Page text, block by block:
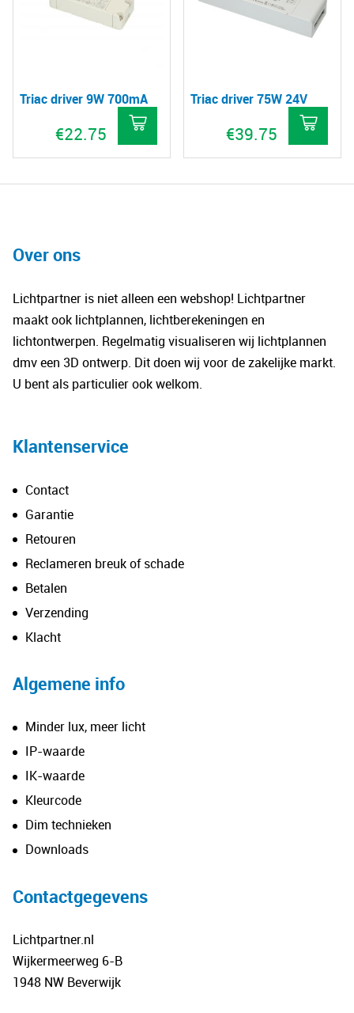
Triac driver 9W 700mA
€22.75
Triac driver 75W 24V
€39.75
Over ons
Lichtpartner is niet alleen een webshop! Lichtpartner
maakt ook lichtplannen, lichtberekeningen en
lichtontwerpen. Regelmatig visualiseren wij lichtplannen
dmv een 3D ontwerp. Dit doen wij voor de zakelijke markt.
U bent als particulier ook welkom.
Klantenservice
Contact
Garantie
Retouren
Reclameren breuk of schade
Betalen
Verzending
Klacht
Algemene info
Minder lux, meer licht
IP-waarde
IK-waarde
Kleurcode
Dim technieken
Downloads
Contactgegevens
Lichtpartner.nl
Wijkermeerweg 6-B
1948 NW Beverwijk